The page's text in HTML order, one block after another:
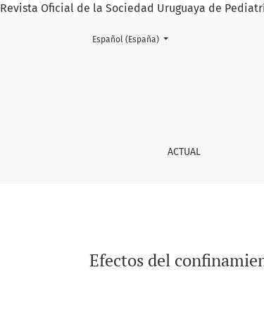
Revista Oficial de la Sociedad Uruguaya de
Efectos del confinamiento sobre
ACTUAL
Cambiar el idioma. El actual es:
Español (España)
Efectos del